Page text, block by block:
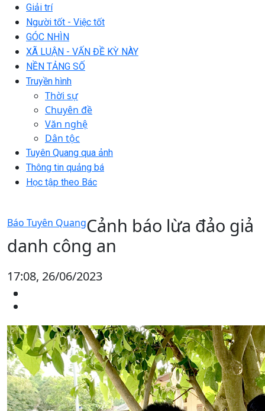
Giải trí
Người tốt - Việc tốt
GÓC NHÌN
XÃ LUẬN - VẤN ĐỀ KỲ NÀY
NỀN TẢNG SỐ
Truyền hình
Thời sự
Chuyên đề
Văn nghệ
Dân tộc
Tuyên Quang qua ảnh
Thông tin quảng bá
Học tập theo Bác
Báo Tuyên QuangCảnh báo lừa đảo giả
danh công an
17:08, 26/06/2023